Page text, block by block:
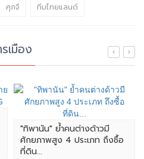
ศุภจี ทีมไทยแลนด์
เมือง
"ทิพานัน" ย้ำคนต่างด้าวมี
ศักยภาพสูง 4 ประเภท ถึงซื้อ
ที่ดิน...